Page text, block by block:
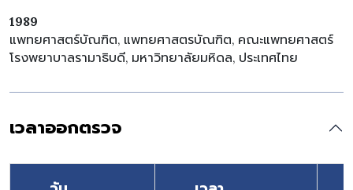
1989
แพทยศาสตร์บัณฑิต, แพทยศาสตรบัณฑิต, คณะแพทยศาสตร์
โรงพยาบาลรามาธิบดี, มหาวิทยาลัยมหิดล, ประเทศไทย
เวลาออกตรวจ